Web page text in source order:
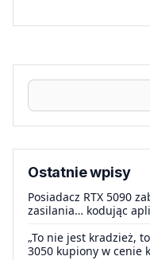
Ostatnie wpisy
Posiadacz RTX 5090
zasilania… kodując
„To nie jest kradzież,
3050 kupiony w cenie